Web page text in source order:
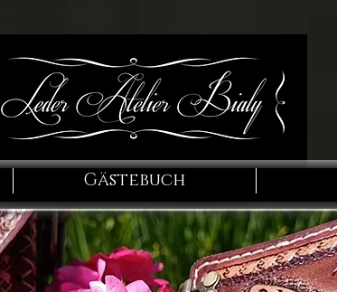
Gästebuch